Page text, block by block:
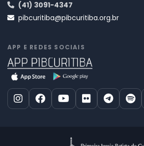
(41) 3091-4347
pibcuritiba@pibcuritiba.org.br
APP E REDES SOCIAIS